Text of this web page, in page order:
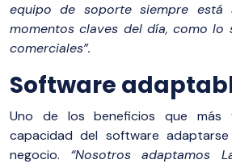
equipo de soporte siempre está
momentos claves del día, como lo
comerciales”.
Software
Uno de los beneficios que más
capacidad del software
negocio. “Nosotros adaptamos